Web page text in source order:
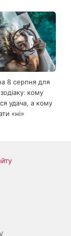
8 серпня для
зодіаку: кому
удача, а кому
«ні»